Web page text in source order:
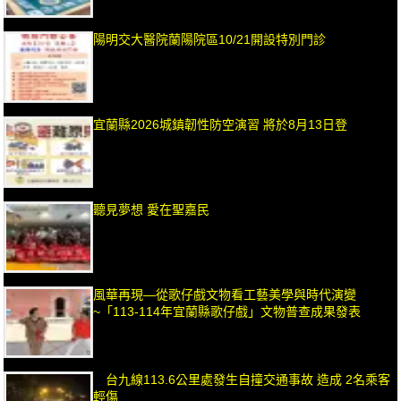
陽明交大醫院蘭陽院區10/21開設特別門診
宜蘭縣2026城鎮韌性防空演習 將於8月13日登
聽見夢想 愛在聖嘉民
風華再現—從歌仔戲文物看工藝美學與時代演變
~「113-114年宜蘭縣歌仔戲」文物普查成果發表
台九線113.6公里處發生自撞交通事故 造成 2名乘客
輕傷